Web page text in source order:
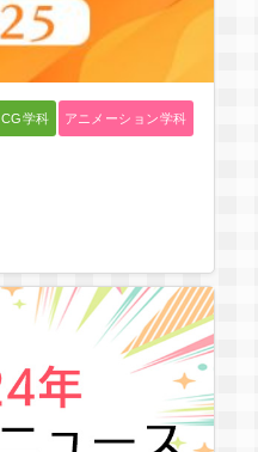
CG学科 アニメーション学科